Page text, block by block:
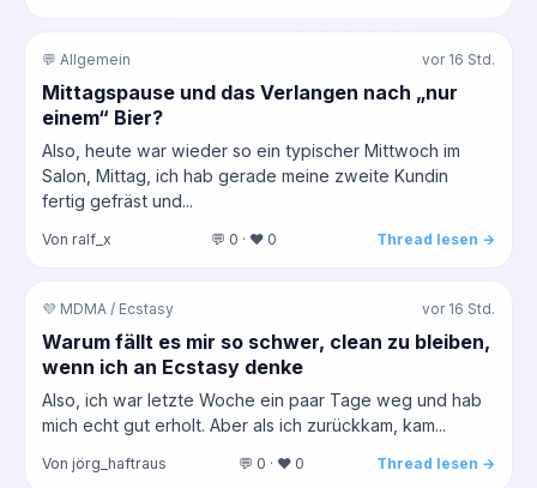
💬 Allgemein vor 16 Std.
Mittagspause und das Verlangen nach „nur
einem“ Bier?
Also, heute war wieder so ein typischer Mittwoch im
Salon, Mittag, ich hab gerade meine zweite Kundin
fertig gefräst und...
Von ralf_x 💬 0 · ❤️ 0 Thread lesen →
💜 MDMA / Ecstasy vor 16 Std.
Warum fällt es mir so schwer, clean zu bleiben,
wenn ich an Ecstasy denke
Also, ich war letzte Woche ein paar Tage weg und hab
mich echt gut erholt. Aber als ich zurückkam, kam...
Von jörg_haftraus 💬 0 · ❤️ 0 Thread lesen →